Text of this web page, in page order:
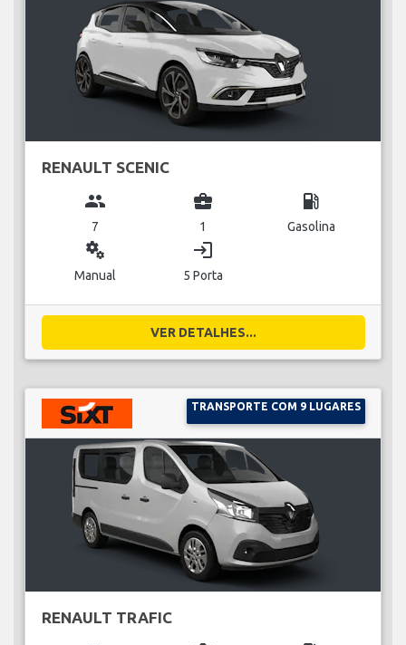
RENAULT SCENIC
group
7
business_center
1
local_gas_station
Gasolina
miscellaneous_services
Manual
login
5 Porta
VER DETALHES...
TRANSPORTE COM 9 LUGARES
RENAULT TRAFIC